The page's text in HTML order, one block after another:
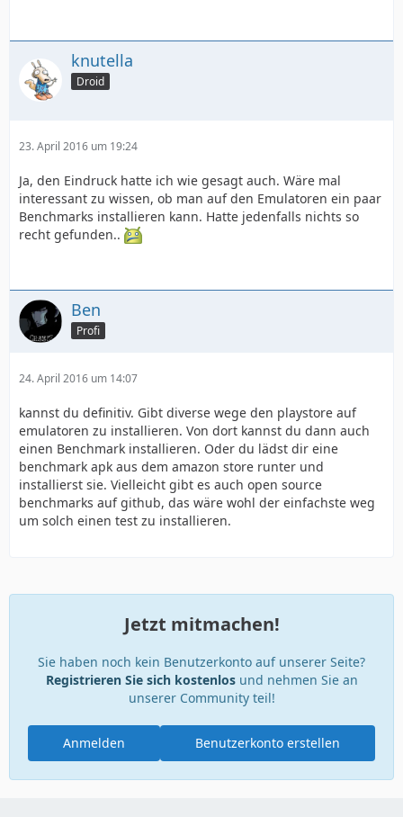
knutella
Droid
23. April 2016 um 19:24
Ja, den Eindruck hatte ich wie gesagt auch. Wäre mal
interessant zu wissen, ob man auf den Emulatoren ein paar
Benchmarks installieren kann. Hatte jedenfalls nichts so
recht gefunden..
Ben
Profi
24. April 2016 um 14:07
kannst du definitiv. Gibt diverse wege den playstore auf
emulatoren zu installieren. Von dort kannst du dann auch
einen Benchmark installieren. Oder du lädst dir eine
benchmark apk aus dem amazon store runter und
installierst sie. Vielleicht gibt es auch open source
benchmarks auf github, das wäre wohl der einfachste weg
um solch einen test zu installieren.
Jetzt mitmachen!
Sie haben noch kein Benutzerkonto auf unserer Seite?
Registrieren Sie sich kostenlosund nehmen Sie an
unserer Community teil!
Benutzerkonto erstellen
Anmelden